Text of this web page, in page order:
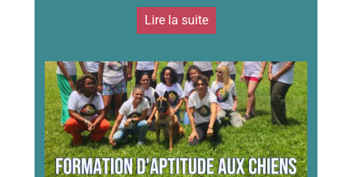
Lire la suite